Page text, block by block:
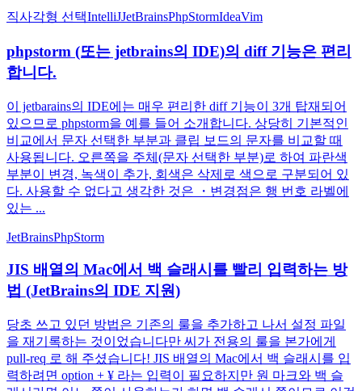
직사각형 선택IntelliJJetBrainsPhpStormIdeaVim
phpstorm (또는 jetbrains의 IDE)의 diff 기능은 편리
합니다.
이 jetbarains의 IDE에는 매우 편리한 diff 기능이 3개 탑재되어
있으므로 phpstorm을 예를 들어 소개합니다. 상당히 기본적인
비교에서 문자 선택한 부분과 클립 보드의 문자를 비교할 때
사용됩니다. 오른쪽을 주체(문자 선택한 부분)로 하여 파란색
부분이 변경, 녹색이 추가, 회색은 삭제로 색으로 구분되어 있
다. 사용할 수 없다고 생각한 것은 ・변경점은 행 번호 라벨에
있는 ...
JetBrainsPhpStorm
JIS 배열의 Mac에서 백 슬래시를 빨리 입력하는 방
법 (JetBrains의 IDE 지원)
당초 쓰고 있던 방법은 기존의 룰을 추가하고 나서 설정 파일
을 재기록하는 것이었습니다만 씨가 전용의 룰을 본가에게
pull-req 로 해 주셨습니다! JIS 배열의 Mac에서 백 슬래시를 입
력하려면 option + ¥ 라는 입력이 필요하지만 원 마크와 백 슬